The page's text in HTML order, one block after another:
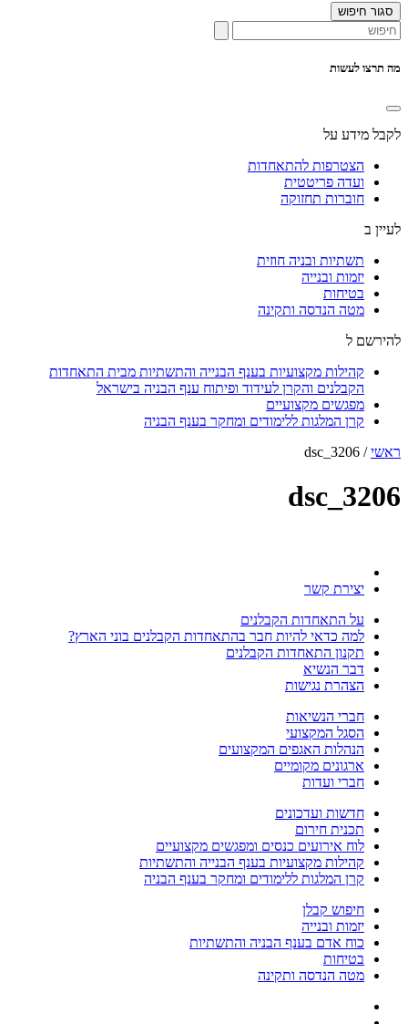
סגור חיפוש
מה תרצו לעשות
לקבל מידע על
הצטרפות להתאחדות
ועדה פריטטית
חוברות תחזוקה
לעיין ב
תשתיות ובניה חוזית
יזמות ובנייה
בטיחות
מטה הנדסה ותקינה
להירשם ל
קהילות מקצועיות בענף הבנייה והתשתיות מבית התאחדות
הקבלנים והקרן לעידוד ופיתוח ענף הבניה בישראל
מפגשים מקצועיים
קרן המלגות ללימודים ומחקר בענף הבניה
ראשי/
dsc_3206
dsc_3206
יצירת קשר
על התאחדות הקבלנים
למה כדאי להיות חבר בהתאחדות הקבלנים בוני הארץ?
תקנון התאחדות הקבלנים
דבר הנשיא
הצהרת נגישות
חברי הנשיאות
הסגל המקצועי
הנהלות האגפים המקצועים
ארגונים מקומיים
חברי ועדות
חדשות ועדכונים
תכנית חירום
לוח אירועים כנסים ומפגשים מקצועיים
קהילות מקצועיות בענף הבנייה והתשתיות
קרן המלגות ללימודים ומחקר בענף הבניה
חיפוש קבלן
יזמות ובנייה
כוח אדם בענף הבניה והתשתיות
בטיחות
מטה הנדסה ותקינה